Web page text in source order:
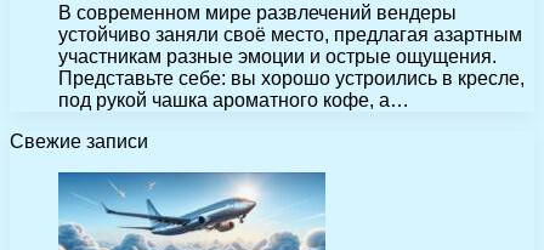
В современном мире развлечений вендеры
устойчиво заняли своё место, предлагая азартным
участникам разные эмоции и острые ощущения.
Представьте себе: вы хорошо устроились в кресле,
под рукой чашка ароматного кофе, а…
Свежие записи